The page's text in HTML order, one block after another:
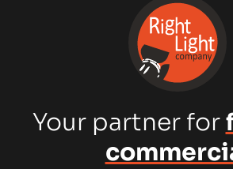
Your partner for